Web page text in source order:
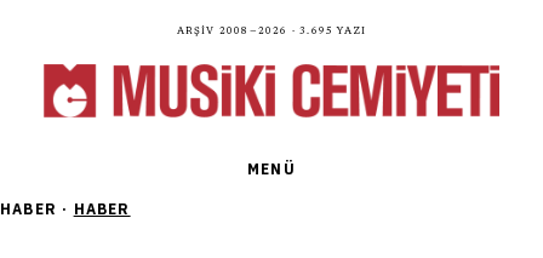
Arşiv 2008—2026 · 3.695 yazı
MENÜ
HABER · HABER